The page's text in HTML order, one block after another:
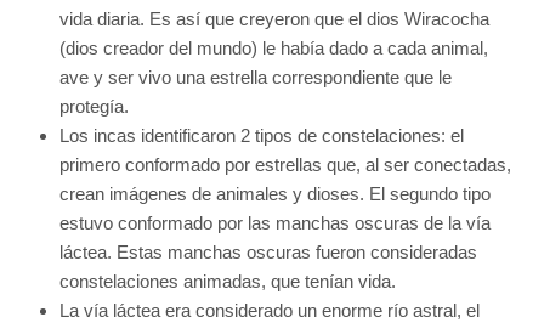
vida diaria. Es así que creyeron que el dios Wiracocha
(dios creador del mundo) le había dado a cada animal,
ave y ser vivo una estrella correspondiente que le
protegía.
Los incas identificaron 2 tipos de constelaciones: el
primero conformado por estrellas que, al ser conectadas,
crean imágenes de animales y dioses. El segundo tipo
estuvo conformado por las manchas oscuras de la vía
láctea. Estas manchas oscuras fueron consideradas
constelaciones animadas, que tenían vida.
La vía láctea era considerado un enorme río astral, el